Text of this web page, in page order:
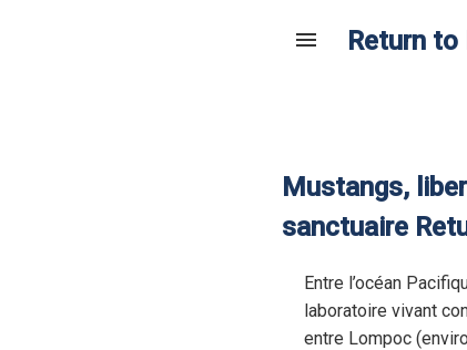
menu Return
Mustangs,
sanctuaire
Entre l’océan
laboratoire vivant
entre Lompoc